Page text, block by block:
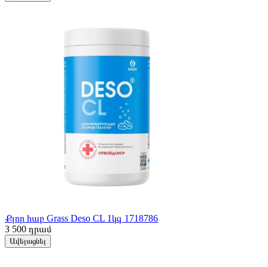
Քլոր հաբ Grass Deso CL 1կգ 1718786
3 500 դրամ
Ավելացնել